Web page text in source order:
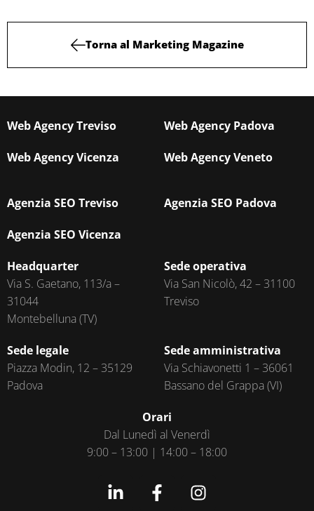
Torna al Marketing Magazine
Web Agency Treviso Web Agency Padova
Web Agency Vicenza Web Agency Veneto
Agenzia SEO Treviso Agenzia SEO Padova
Agenzia SEO Vicenza
Headquarter
Via S. Gaetano, 113/a –
31044
Montebelluna (TV)
Sede operativa
Via San Nicolò, 42 – 31100
Treviso
Sede legale
Piazza Modin, 12 – 35129
Padova
Sede amministrativa
Via Schiavonetti 1 – 36061
Bassano del Grappa (VI)
Orari
Dal Lunedì al Venerdì
9:00 – 13:00 | 14:00 – 18:00